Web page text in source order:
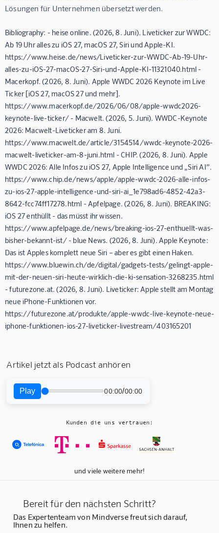
Lösungen für Unternehmen übersetzt werden.
Bibliography: - heise online. (2026, 8. Juni). Liveticker zur WWDC:
Ab 19 Uhr alles zu iOS 27, macOS 27, Siri und Apple-KI.
https://www.heise.de/news/Liveticker-zur-WWDC-Ab-19-Uhr-
alles-zu-iOS-27-macOS-27-Siri-und-Apple-KI-11321040.html -
Macerkopf. (2026, 8. Juni). Apple WWDC 2026 Keynote im Live
Ticker [iOS 27, macOS 27 und mehr].
https://www.macerkopf.de/2026/06/08/apple-wwdc2026-
keynote-live-ticker/ - Macwelt. (2026, 5. Juni). WWDC-Keynote
2026: Macwelt-Liveticker am 8. Juni.
https://www.macwelt.de/article/3154514/wwdc-keynote-2026-
macwelt-liveticker-am-8-juni.html - CHIP. (2026, 8. Juni). Apple
WWDC 2026: Alle Infos zu iOS 27, Apple Intelligence und „Siri AI”.
https://www.chip.de/news/apple/apple-wwdc-2026-alle-infos-
zu-ios-27-apple-intelligence-und-siri-ai_1e798ad6-4852-42a3-
8642-fcc74ff17278.html - Apfelpage. (2026, 8. Juni). BREAKING:
iOS 27 enthüllt - das müsst ihr wissen.
https://www.apfelpage.de/news/breaking-ios-27-enthuellt-was-
bisher-bekannt-ist/ - blue News. (2026, 8. Juni). Apple Keynote:
Das ist Apples komplett neue Siri – aber es gibt einen Haken.
https://www.bluewin.ch/de/digital/gadgets-tests/gelingt-apple-
mit-der-neuen-siri-heute-wirklich-die-ki-sensation-3268235.html
- futurezone.at. (2026, 8. Juni). Liveticker: Apple stellt am Montag
neue iPhone-Funktionen vor.
https://futurezone.at/produkte/apple-wwdc-live-keynote-neue-
iphone-funktionen-ios-27-liveticker-livestream/403165201
Artikel jetzt als Podcast anhören
Play 00:00/00:00
Kunden die uns vertrauen:
und viele weitere mehr!
Bereit für den nächsten Schritt?
Das Expertenteam von Mindverse freut sich darauf,
Ihnen zu helfen.